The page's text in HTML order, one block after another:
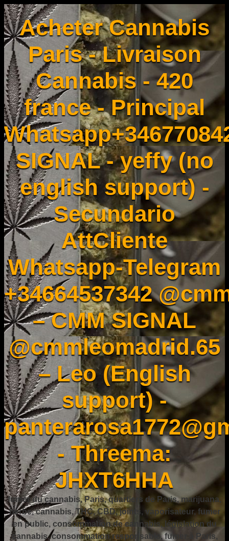
Acheter Cannabis
Paris - Livraison
Cannabis - 420
france - Principal
SIGNAL - yeffy (no
english support) -
Secundario
AttCliente
Whatsapp-Telegram
+34664537342
– CMM SIGNAL
@cmmleomadrid.65
– Leo (English
support) -
- Threema:
JHXT6HHA
fumer du cannabis, Paris, quartiers de Paris, marijuana,
herbe, cannabis, THC, CBD, joints, vaporisateur, fumer
en public, consommation de cannabis, législation du
cannabis, consommation responsable, fumer à Paris,